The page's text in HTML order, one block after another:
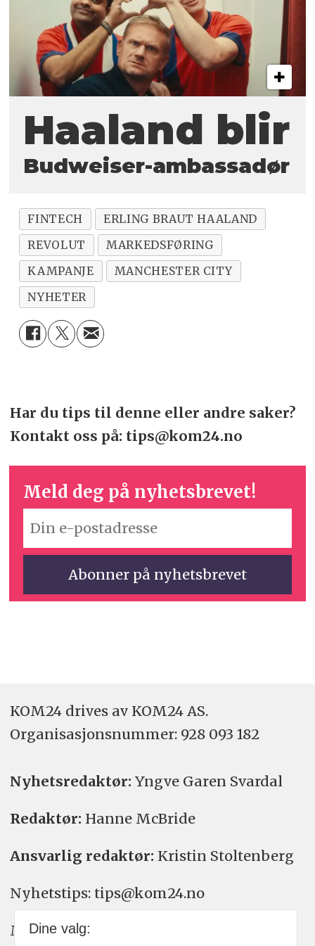
Haaland blir
Budweiser-ambassadør
FINTECH
ERLING BRAUT HAALAND
REVOLUT
MARKEDSFØRING
KAMPANJE
MANCHESTER CITY
NYHETER
Har du tips til denne eller andre saker?
Kontakt oss på: tips@kom24.no
Meld deg på nyhetsbrevet!
KOM24 drives av KOM24 AS.
Organisasjons­nummer: 928 093 182
Nyhetsredaktør: Yngve Garen Svardal
Redaktør: Hanne McBride
Ansvarlig redaktør: Kristin Stoltenberg
Nyhetstips: tips@kom24.no
Meninger: meninger@kom24.no
Dine valg: